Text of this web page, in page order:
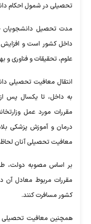
تحصیلی در شمول احکام
مدت تحصیل دانشجویان
داخل کشور است و افزایش
علوم، تحقیقات و فناوری
انتقال معافیت تحصیلی
به داخل، تا یکسال پس
مقررات مورد عمل
درمان و آموزش پزشکی
معافیت تحصیلی آنان
بر اساس مصوبه دولت،
مقررات مربوط معادل آن
کشور مسافرت کنند.
همچنین معافیت تحصیلی